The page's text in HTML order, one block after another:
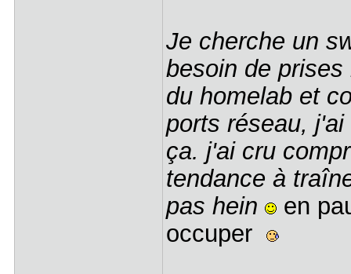
Je cherche un
besoin de
du homelab et
ports réseau,
ça. j'ai cru
tendance à
pas hein
en
occuper